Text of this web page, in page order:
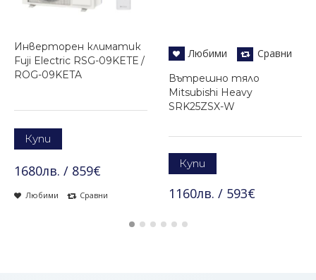
Инверторен климатик
Fuji Electric RSG-09KETЕ /
ROG-09KETA
Купи
1680лв. / 859€
Любими Сравни
Вътрешно тяло
Mitsubishi Heavy
SRK25ZSX-W
Купи
1160лв. / 593€
Любими Сравни